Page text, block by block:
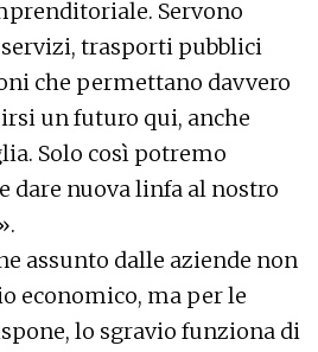
Servono
trasporti pubblici
che permettano davvero
un futuro qui, anche
Solo così potremo
dare nuova linfa al nostro
assunto dalle aziende non
economico, ma per le
lo sgravio funziona di